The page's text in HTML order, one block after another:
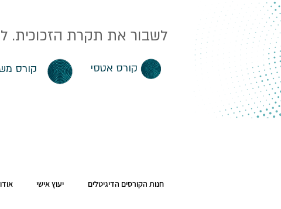
לשבור את תקרת הזכוכית.
קורס קורס אטסי
חנות הקורסים הדיגיטלים יעוץ אישי